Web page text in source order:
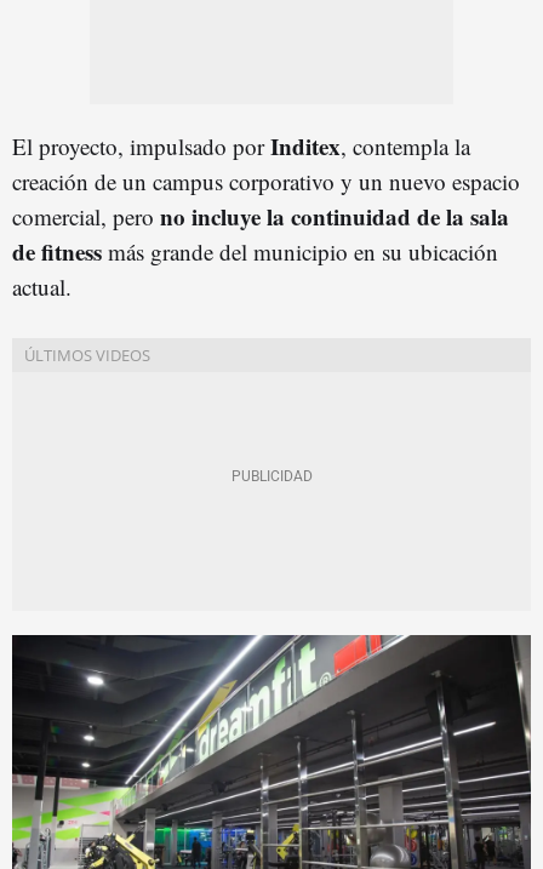
El proyecto, impulsado porInditex, contempla la
creación de un campus corporativo y un nuevo espacio
comercial, pero no incluye la continuidad de la sala
de fitness más grande del municipio en su ubicación
actual.